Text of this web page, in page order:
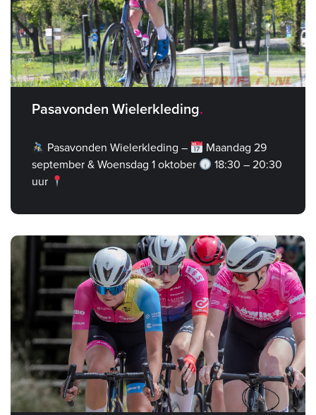
Pasavonden Wielerkleding
Pasavonden Wielerkleding –
Maandag 29
september & Woensdag 1 oktober
18:30 – 20:30
uur